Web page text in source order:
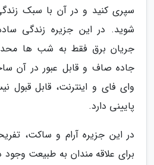
سپری کنید و در آن با سبک
شوید. در این جزیره زندگی
جریان برق فقط به شب ها
جاده صاف و قابل عبور در آن
وای فای و اینترنت، قابل
پایینی دارد.
در این جزیره آرام و ساکت،
برای علاقه مندان به طبیعت وجود